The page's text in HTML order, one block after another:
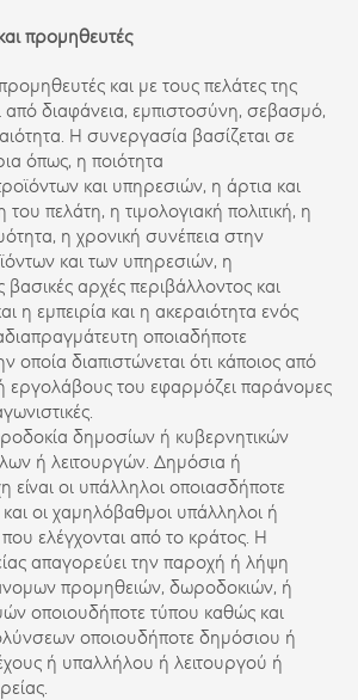
προμηθευτές
και με τους πελάτες της
από διαφάνεια, εμπιστοσύνη, σεβασμό,
Η συνεργασία βασίζεται σε
όπως, η ποιότητα
και υπηρεσιών, η άρτια και
πελάτη, η τιμολογιακή πολιτική, η
η χρονική συνέπεια στην
και των υπηρεσιών, η
αρχές περιβάλλοντος και
η εμπειρία και η ακεραιότητα ενός
οποιαδήποτε
οποία διαπιστώνεται ότι κάποιος από
εργολάβους του εφαρμόζει παράνομες
δημοσίων ή κυβερνητικών
ή λειτουργών. Δημόσια ή
είναι οι υπάλληλοι οποιασδήποτε
οι χαμηλόβαθμοι υπάλληλοι ή
ελέγχονται από το κράτος. Η
απαγορεύει την παροχή ή λήψη
προμηθειών, δωροδοκιών, ή
οποιουδήποτε τύπου καθώς και
οποιουδήποτε δημόσιου ή
ή υπαλλήλου ή λειτουργού ή